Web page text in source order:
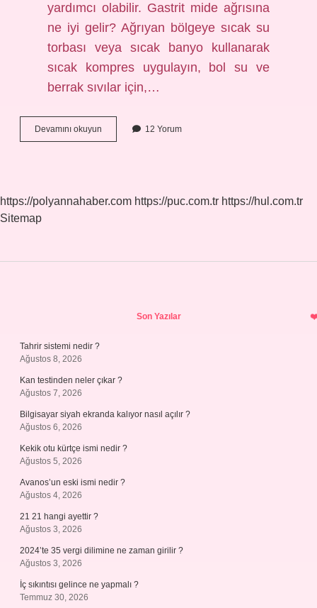
yardımcı olabilir. Gastrit mide ağrısına
ne iyi gelir? Ağrıyan bölgeye sıcak su
torbası veya sıcak banyo kullanarak
sıcak kompres uygulayın, bol su ve
berrak sıvılar için,…
Devamını okuyun
Suyu
12 Yorum
https://polyannahaber.com https://puc.com.tr https://hul.com.tr
Sitemap
Son Yazılar
Tahrir sistemi nedir ?
Ağustos 8, 2026
Kan testinden neler çıkar ?
Ağustos 7, 2026
Bilgisayar siyah ekranda kalıyor nasıl açılır ?
Ağustos 6, 2026
Kekik otu kürtçe ismi nedir ?
Ağustos 5, 2026
Avanos’un eski ismi nedir ?
Ağustos 4, 2026
21 21 hangi ayettir ?
Ağustos 3, 2026
2024’te 35 vergi dilimine ne zaman girilir ?
Ağustos 3, 2026
İç sıkıntısı gelince ne yapmalı ?
Temmuz 30, 2026